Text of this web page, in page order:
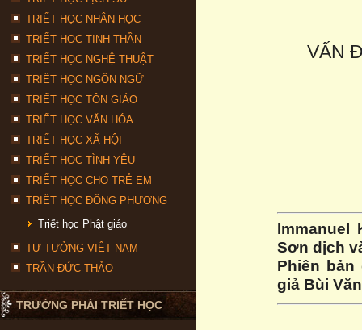
TRIẾT HỌC NHÂN HỌC
TRIẾT HỌC TINH THẦN
TRIẾT HỌC NGHỆ THUẬT
TRIẾT HỌC NGÔN NGỮ
TRIẾT HỌC TÔN GIÁO
TRIẾT HỌC VĂN HÓA
TRIẾT HỌC XÃ HỘI
TRIẾT HỌC TÌNH YÊU
TRIẾT HỌC CHO TRẺ EM
TRIẾT HỌC ĐÔNG PHƯƠNG
Triết học Phật giáo
TƯ TƯỞNG VIỆT NAM
TRẦN ĐỨC THẢO
TRƯỜNG PHÁI TRIẾT HỌC
VẤN
Immanuel
Sơn dịch
Phiên
giả Bùi